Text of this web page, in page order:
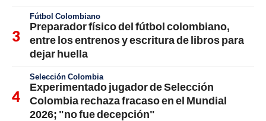
Fútbol Colombiano
Preparador físico del fútbol colombiano,
entre los entrenos y escritura de libros para
dejar huella
Selección Colombia
Experimentado jugador de Selección
Colombia rechaza fracaso en el Mundial
2026; "no fue decepción"